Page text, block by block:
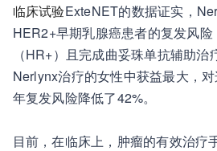
临床试验ExteNET的数据证实，
HER2+早期乳腺癌患者的复发风
（HR+）且完成曲妥珠单抗辅助治
Nerlynx治疗的女性中获益最大，
年复发风险降低了42%。
目前，在临床上，肿瘤的有效治疗